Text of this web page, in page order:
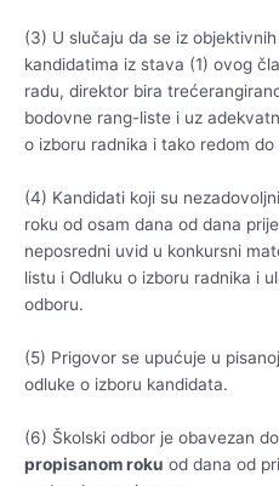
(3) U slučaju da se iz
kandidatima iz stava (1) ovog
radu, direktor bira
bodovne rang-liste i uz
o izboru radnika i tako redom
(4) Kandidati koji su
roku od osam dana od dana
neposredni uvid u konkursni
listu i Odluku o izboru radnika i
odboru.
(5) Prigovor se upućuje u
odluke o izboru kandidata.
(6) Školski odbor je obavezan
propisanom roku od dana od